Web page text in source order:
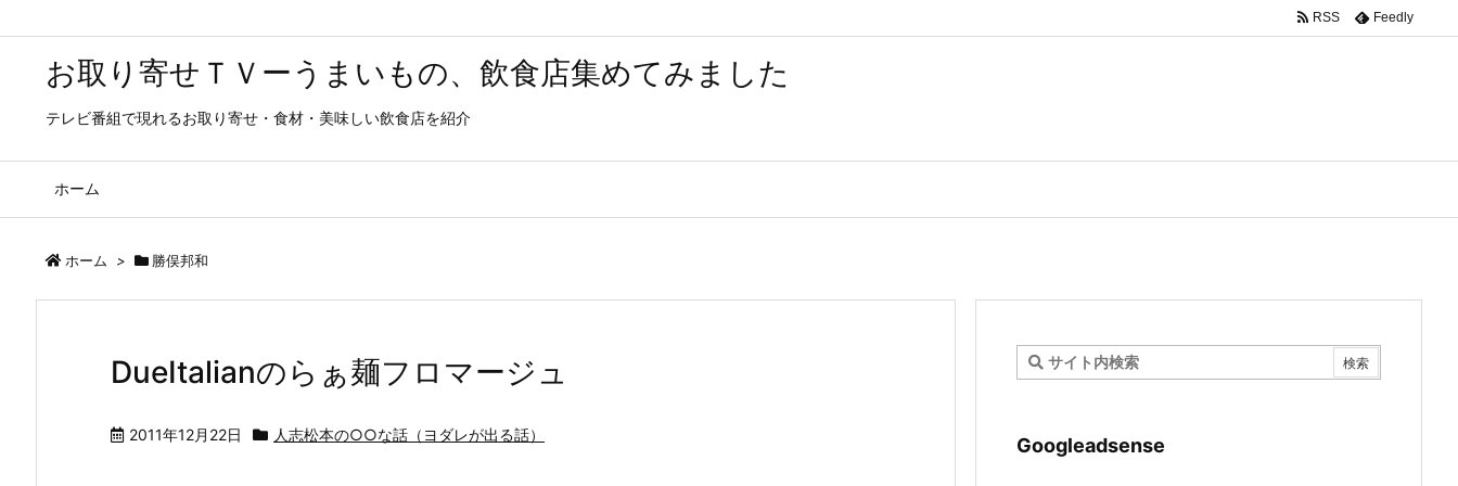
お取り寄せＴＶーうまいもの、飲食店集めてみました
テレビ番組で現れるお取り寄せ・食材・美味しい飲食店を紹介
ホーム
RSS Feedly
ホーム > 勝俣邦和
DueItalianのらぁ麺フロマージュ
2011年12月22日 人志松本の○○な話（ヨダレが出る話） Googleadsense